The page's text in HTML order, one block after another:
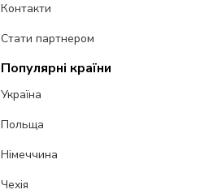
Контакти
Стати партнером
Популярні країни
Україна
Польща
Німеччина
Чехія